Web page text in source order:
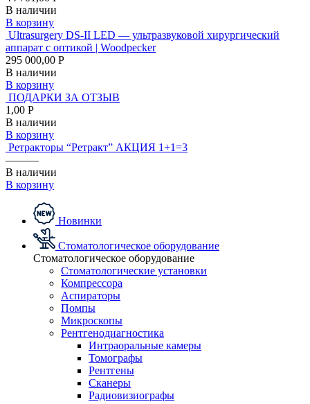
В наличии
В корзину
Ultrasurgery DS-II LED — ультразвуковой хирургический
аппарат с оптикой | Woodpecker
295 000,00 Р
В наличии
В корзину
ПОДАРКИ ЗА ОТЗЫВ
1,00 Р
В наличии
В корзину
Ретракторы “Ретракт” АКЦИЯ 1+1=3
———
В наличии
В корзину
Новинки
Стоматологическое оборудование
Стоматологическое оборудование
Стоматологические установки
Компрессора
Аспираторы
Помпы
Микроскопы
Рентгенодиагностика
Интраоральные камеры
Томографы
Рентгены
Сканеры
Радиовизиографы